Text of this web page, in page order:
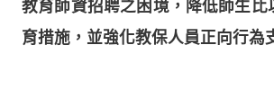
教育師資招聘之困境，降低師生比
育措施，並強化教保人員正向行為